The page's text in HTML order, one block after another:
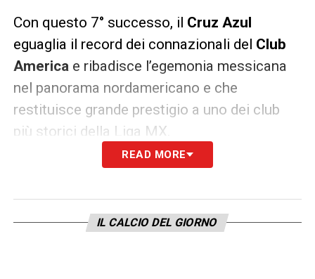
Con questo 7° successo, il Cruz Azul
eguaglia il record dei connazionali del Club
Americae ribadisce l’egemonia messicana
nel panorama nordamericano e che
restituisce grande prestigio a uno dei club
più storici della Liga MX.
Nonostante questo, non prenderà parte alla
per Club FIFA, in programma a metà giugno
negli Stati Uniti.I messicani hanno però
READ MORE
IL CALCIO DEL GIORNO